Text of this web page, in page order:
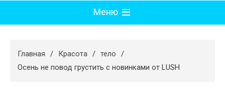
Меню
Худеем
Главная Красота
тело
Осень не повод грустить с новинками от LUSH